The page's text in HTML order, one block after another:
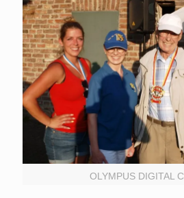
OLYMPUS DIGITAL